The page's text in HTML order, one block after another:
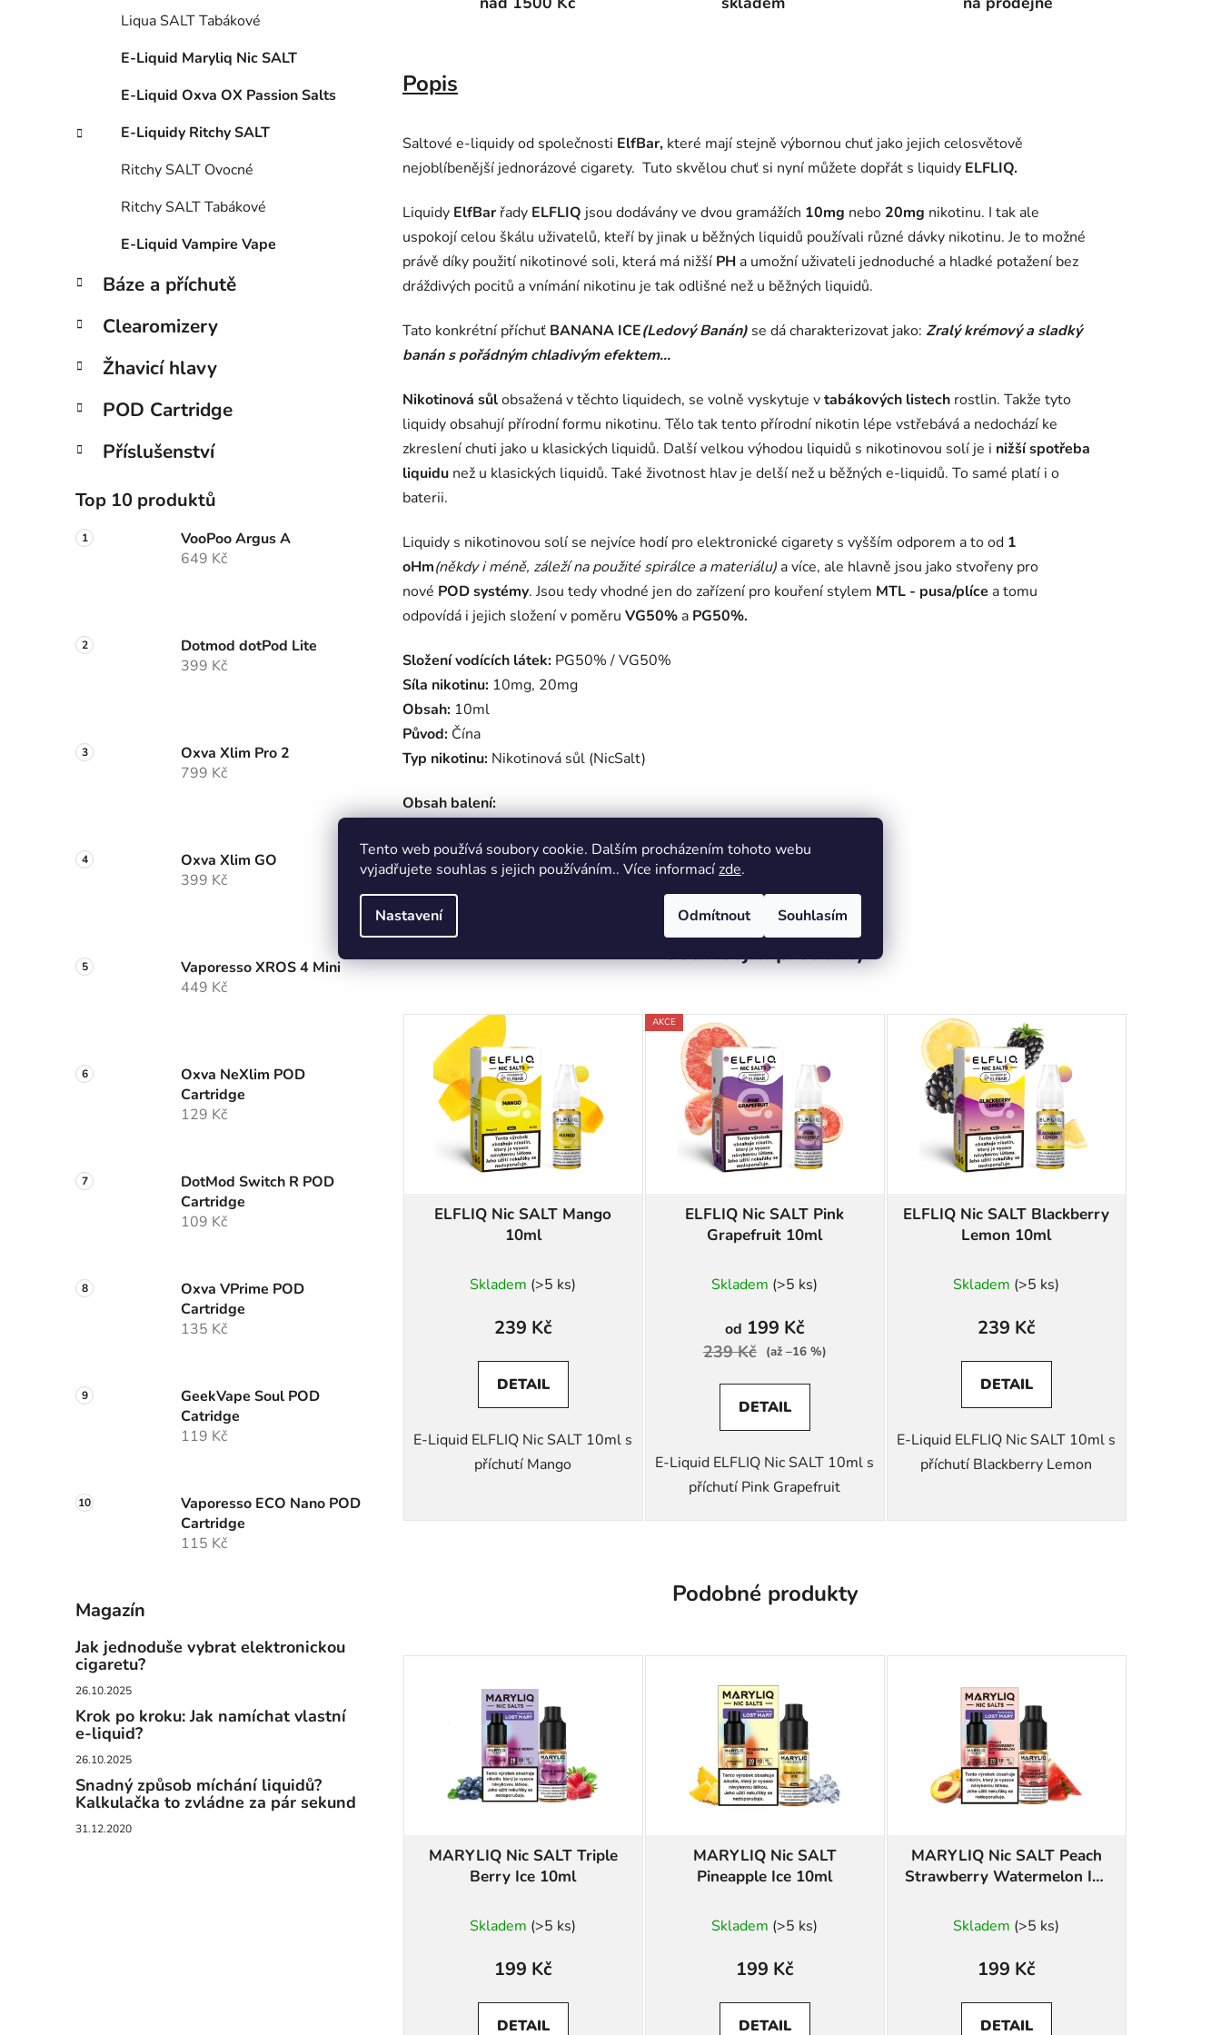
Tento web používá soubory cookie. Dalším procházením tohoto webu
vyjadřujete souhlas s jejich používáním.. Více informacízde.
Nastavení Odmítnout Souhlasím
Liqua SALT Tabákové
E-Liquid Maryliq Nic SALT
E-Liquid Oxva OX Passion Salts
E-Liquidy Ritchy SALT
Ritchy SALT Ovocné
Ritchy SALT Tabákové
E-Liquid Vampire Vape
Báze a příchutě
Clearomizery
Žhavicí hlavy
POD Cartridge
Příslušenství
Top 10 produktů
VooPoo Argus A
649 Kč
Dotmod dotPod Lite
399 Kč
Oxva Xlim Pro 2
799 Kč
Oxva Xlim GO
399 Kč
Vaporesso XROS 4 Mini
449 Kč
Oxva NeXlim POD
Cartridge
129 Kč
DotMod Switch R POD
Cartridge
109 Kč
Oxva VPrime POD
Cartridge
135 Kč
GeekVape Soul POD
Catridge
119 Kč
Vaporesso ECO Nano POD
Cartridge
115 Kč
Magazín
Jak jednoduše vybrat elektronickou
cigaretu?
26.10.2025
Krok po kroku: Jak namíchat vlastní
e-liquid?
26.10.2025
Snadný způsob míchání liquidů?
Kalkulačka to zvládne za pár sekund
31.12.2020
Popis
Saltové e-liquidy od společnosti ElfBar, které mají stejně výbornou chuť jako jejich celosvětově
nejoblíbenější jednorázové cigarety. Tuto skvělou chuť si nyní můžete dopřát s liquidy ELFLIQ.
Liquidy ElfBar řady ELFLIQ jsou dodávány ve dvou gramážích 10mg nebo 20mg nikotinu. I tak ale
uspokojí celou škálu uživatelů, kteří by jinak u běžných liquidů používali různé dávky nikotinu. Je to možné
právě díky použití nikotinové soli, která má nižší PH a umožní uživateli jednoduché a hladké potažení bez
dráždivých pocitů a vnímání nikotinu je tak odlišné než u běžných liquidů.
Tato konkrétní příchuť BANANA ICE(Ledový Banán) se dá charakterizovat jako: Zralý krémový a sladký
banán s pořádným chladivým efektem...
Nikotinová sůlobsažená v těchto liquidech, se volně vyskytuje vtabákových listech rostlin. Takže tyto
liquidy obsahují přírodní formu nikotinu. Tělo tak tento přírodní nikotin lépe vstřebává a nedochází ke
zkreslení chuti jako u klasických liquidů. Další velkou výhodou liquidů s nikotinovou solí je i nižší spotřeba
liquidu než u klasických liquidů. Také životnost hlav je delší než u běžných e-liquidů. To samé platí i o
baterii.
Liquidy s nikotinovou solí se nejvíce hodí pro elektronické cigarety s vyšším odporem a to od 1
oHm(někdy i méně, záleží na použité spirálce a materiálu) a více, ale hlavně jsou jako stvořeny pro
nové POD systémy. Jsou tedy vhodné jen do zařízení pro kouření stylem MTL - pusa/plíce a tomu
odpovídá i jejich složení v poměru VG50% a PG50%.
Složení vodících látek: PG50% / VG50%
Síla nikotinu: 10mg, 20mg
Obsah: 10ml
Původ: Čína
Typ nikotinu: Nikotinová sůl (NicSalt)
Obsah balení:
1x Elfliq 10ml Banana Ice s vybranou sílou nikotinu
Související produkty
ELFLIQ Nic SALT Mango
10ml
Skladem (>5 ks)
239 Kč
DETAIL
E-Liquid ELFLIQ Nic SALT 10ml s
příchutí Mango
AKCE
ELFLIQ Nic SALT Pink
Grapefruit 10ml
Skladem (>5 ks)
od 199 Kč
239 Kč (až –16 %)
DETAIL
E-Liquid ELFLIQ Nic SALT 10ml s
příchutí Pink Grapefruit
ELFLIQ Nic SALT Blackberry
Lemon 10ml
hodnocení
produktu
5,0
z
hvězdiček.
Skladem (>5 ks)
239 Kč
DETAIL
E-Liquid ELFLIQ Nic SALT 10ml s
příchutí Blackberry Lemon
Podobné produkty
MARYLIQ Nic SALT Triple
Berry Ice 10ml
Skladem (>5 ks)
199 Kč
DETAIL
MARYLIQ Nic SALT
Pineapple Ice 10ml
Skladem (>5 ks)
199 Kč
DETAIL
MARYLIQ Nic SALT Peach
Strawberry Watermelon Ice
Skladem (>5 ks)
199 Kč
DETAIL